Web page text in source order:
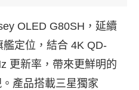
OLED G80SH，延續
定位，結合 4K QD-
更新率，帶來更鮮明的
產品搭載三星獨家